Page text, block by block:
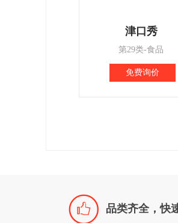
津口秀
第29类-食品
免费询价
 品类齐全，快